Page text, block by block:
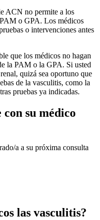
ACN no permite a los
o GPA. Los médicos
o intervenciones antes
que los médicos no hagan
la PAM o la GPA. Si usted
quizá sea oportuno que
de la vasculitis, como la
pruebas ya indicadas.
su médico
a a su próxima consulta
las vasculitis?